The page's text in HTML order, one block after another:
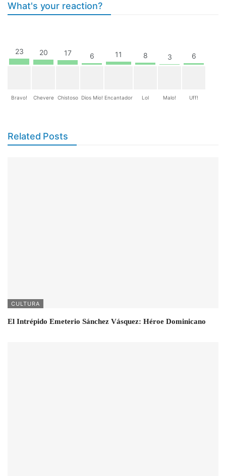
What's your reaction?
23
Bravo!
20
Chevere
17
Chistoso
6
Dios Mio!
11
Encantador
8
Lol
3
Malo!
6
Uff!
Related Posts
CULTURA
El Intrépido Emeterio Sánchez Vásquez: Héroe Dominicano